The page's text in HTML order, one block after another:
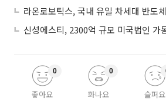
좋아요
0
화나요
0
슬퍼요